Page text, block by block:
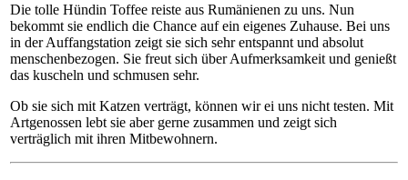
Die tolle Hündin Toffee reiste aus Rumänienen zu uns. Nun
bekommt sie endlich die Chance auf ein eigenes Zuhause. Bei uns
in der Auffangstation zeigt sie sich sehr entspannt und absolut
menschenbezogen. Sie freut sich über Aufmerksamkeit und genießt
das kuscheln und schmusen sehr.
Ob sie sich mit Katzen verträgt, können wir ei uns nicht testen. Mit
Artgenossen lebt sie aber gerne zusammen und zeigt sich
verträglich mit ihren Mitbewohnern.